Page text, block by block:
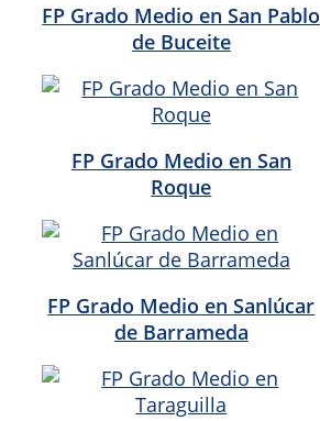
FP Grado Medio en San Pablo
de Buceite
FP Grado Medio en San
Roque
FP Grado Medio en Sanlúcar
de Barrameda